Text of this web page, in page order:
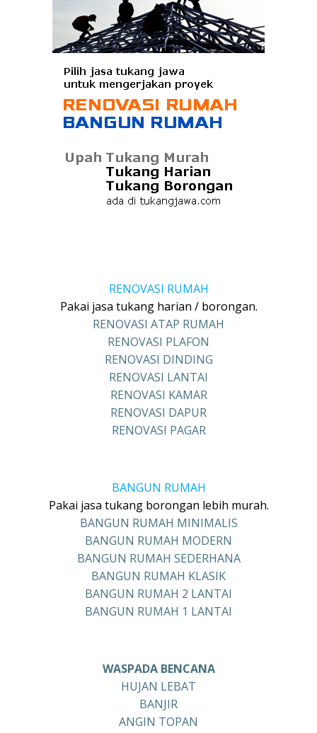
RENOVASI RUMAH
Pakai jasa tukang harian / borongan.
RENOVASI ATAP RUMAH
RENOVASI PLAFON
RENOVASI DINDING
RENOVASI LANTAI
RENOVASI KAMAR
RENOVASI DAPUR
RENOVASI PAGAR
BANGUN RUMAH
Pakai jasa tukang borongan lebih murah.
BANGUN RUMAH MINIMALIS
BANGUN RUMAH MODERN
BANGUN RUMAH SEDERHANA
BANGUN RUMAH KLASIK
BANGUN RUMAH 2 LANTAI
BANGUN RUMAH 1 LANTAI
WASPADA BENCANA
HUJAN LEBAT
BANJIR
ANGIN TOPAN